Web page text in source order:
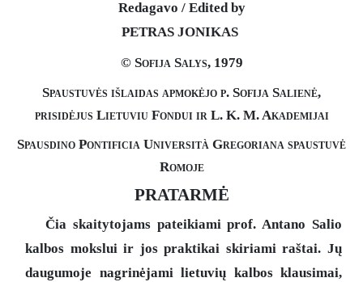
Redagavo / Edited by
PETRAS JONIKAS
© Sofija Salys, 1979
Spaustuvės išlaidas apmokėjo p. Sofija Salienė,
prisidėjus Lietuviu Fondui ir L. K. M. Akademijai
Spausdino Pontificia Università Gregoriana spaustuvė
Romoje
PRATARMĖ
Čia skaitytojams pateikiami prof. Antano Salio
kalbos mokslui ir jos praktikai skiriami raštai. Jų
daugumoje nagrinėjami lietuvių kalbos klausimai,